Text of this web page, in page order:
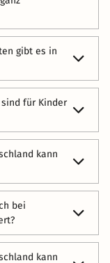
gibt es in
Dresdens,
besuchen Sie
mit ihrer
einem
für Kinder
sind
wie der
es
Platz zum
kann
sich sicher
immer, den
sollten Sie
bei
kann